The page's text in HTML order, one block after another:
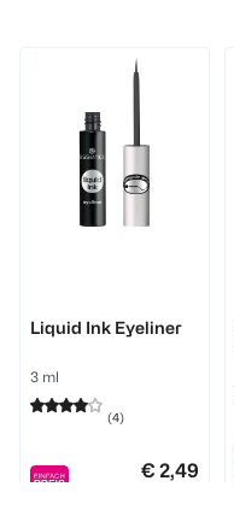
Liquid Ink Eyeliner
3 ml
(4)
€ 2,49